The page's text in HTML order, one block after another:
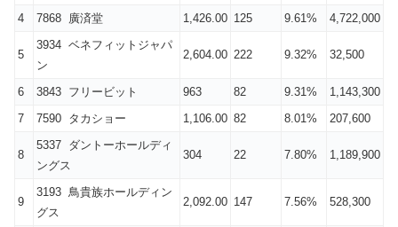
4
7868 廣済堂 1,426.00 125 9.61% 4,722,000
5
3934 ベネフィットジャパ
ン
2,604.00 222 9.32% 32,500
6 3843 フリービット 963 82 9.31%
1,143,300
7
7590 タカショー 1,106.00 82 8.01% 207,600
8
5337 ダントーホールディ
ングス
304 22 7.80% 1,189,900
9
3193 鳥貴族ホールディン
グス
2,092.00 147 7.56% 528,300